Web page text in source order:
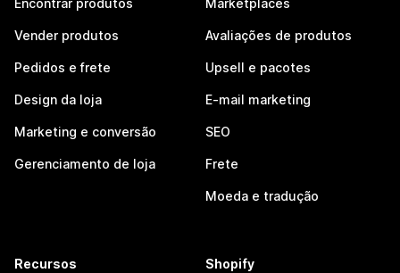
Encontrar produtos
Vender produtos
Pedidos e frete
Design da loja
Marketing e conversão
Gerenciamento de loja
Marketplaces
Avaliações de produtos
Upsell e pacotes
E-mail marketing
SEO
Frete
Moeda e tradução
Recursos Shopify